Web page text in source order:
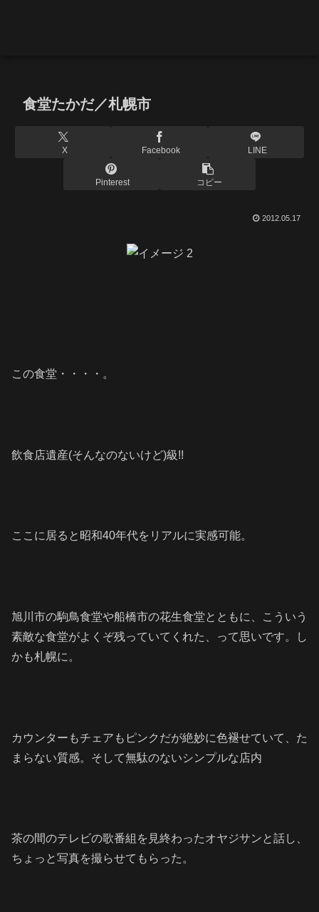
食堂たかだ／札幌市
X Facebook LINE
Pinterest コピー
2012.05.17
この食堂・・・・。
飲食店遺産(そんなのないけど)級!!
ここに居ると昭和40年代をリアルに実感可能。
旭川市の駒鳥食堂や船橋市の花生食堂とともに、こういう
素敵な食堂がよくぞ残っていてくれた、って思いです。し
かも札幌に。
カウンターもチェアもピンクだが絶妙に色褪せていて、た
まらない質感。そして無駄のないシンプルな店内
茶の間のテレビの歌番組を見終わったオヤジサンと話し、
ちょっと写真を撮らせてもらった。